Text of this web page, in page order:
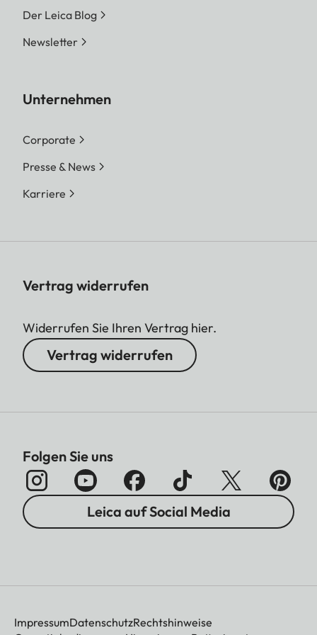
Der Leica Blog
Newsletter
Unternehmen
Corporate
Presse & News
Karriere
Vertrag widerrufen
Widerrufen Sie Ihren Vertrag hier.
Vertrag widerrufen
Folgen Sie uns
Leica auf Social Media
ImpressumDatenschutzRechtshinweise